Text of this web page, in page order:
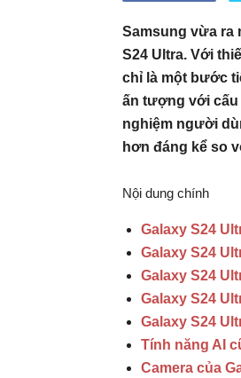
Samsung vừa ra
S24 Ultra. Với
chỉ là một bước
ấn tượng với cấu
nghiệm người
hơn đáng kể so
Nội dung chính
Galaxy S24
Galaxy S24
Galaxy S24
Galaxy S24
Galaxy S24
Tính năng AI
Camera của